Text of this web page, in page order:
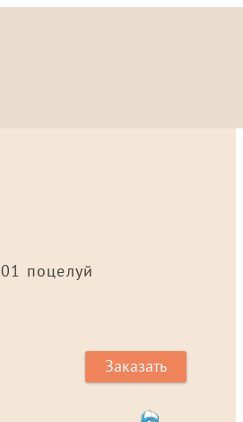
поцелуй
Заказать